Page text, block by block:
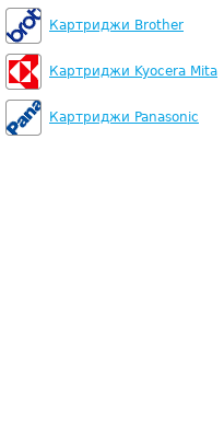
Картриджи Brother
Картриджи Kyocera Mita
Картриджи Panasonic